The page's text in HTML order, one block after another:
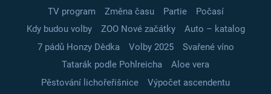
TV program
Změna času Partie
Počasí
Kdy budou volby
ZOO Nové začátky
Auto – katalog
7 pádů Honzy Dědka
Volby 2025
Svařené víno
Tatarák podle Pohlreicha
Aloe vera
Pěstování lichořeřišnice
Výpočet ascendentu